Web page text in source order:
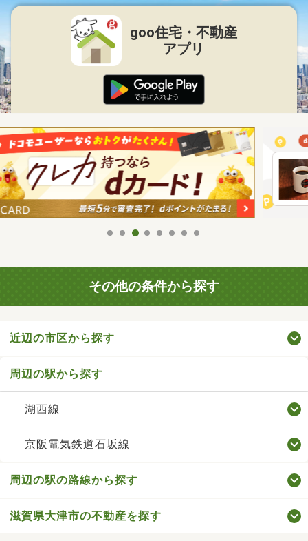
goo住宅・不動産
アプリ
その他の条件から探す
近辺の市区から探す
周辺の駅から探す
湖西線
京阪電気鉄道石坂線
周辺の駅の路線から探す
滋賀県大津市の不動産を探す